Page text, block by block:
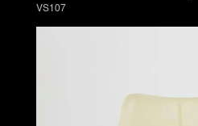
VS107